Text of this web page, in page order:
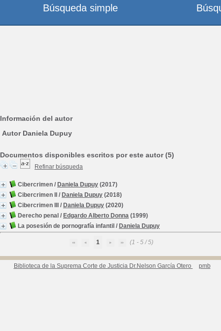
Información del autor
Autor Daniela Dupuy
Documentos disponibles escritos por este autor (5)
Refinar búsqueda
Cibercrimen / Daniela Dupuy (2017)
Cibercrimen II
/ Daniela Dupuy (2018)
Cibercrimen III
/ Daniela Dupuy (2020)
Derecho penal / Edgardo Alberto Donna (1999)
La posesión de pornografía infantil / Daniela Dupuy
1 (1 - 5 / 5)
Biblioteca de la Suprema Corte de Justicia Dr.Nelson García Otero pmb
Búsqueda simple